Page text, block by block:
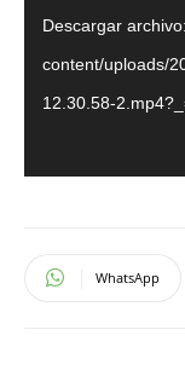
Descargar
content/uploads/
12.30.58-
WhatsApp